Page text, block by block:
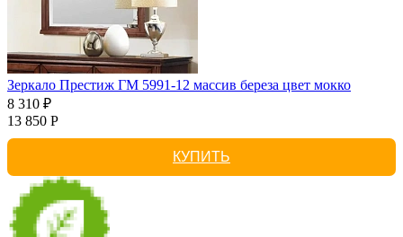
Зеркало Престиж ГМ 5991-12 массив береза цвет мокко
8 310 ₽
13 850 Р
КУПИТЬ